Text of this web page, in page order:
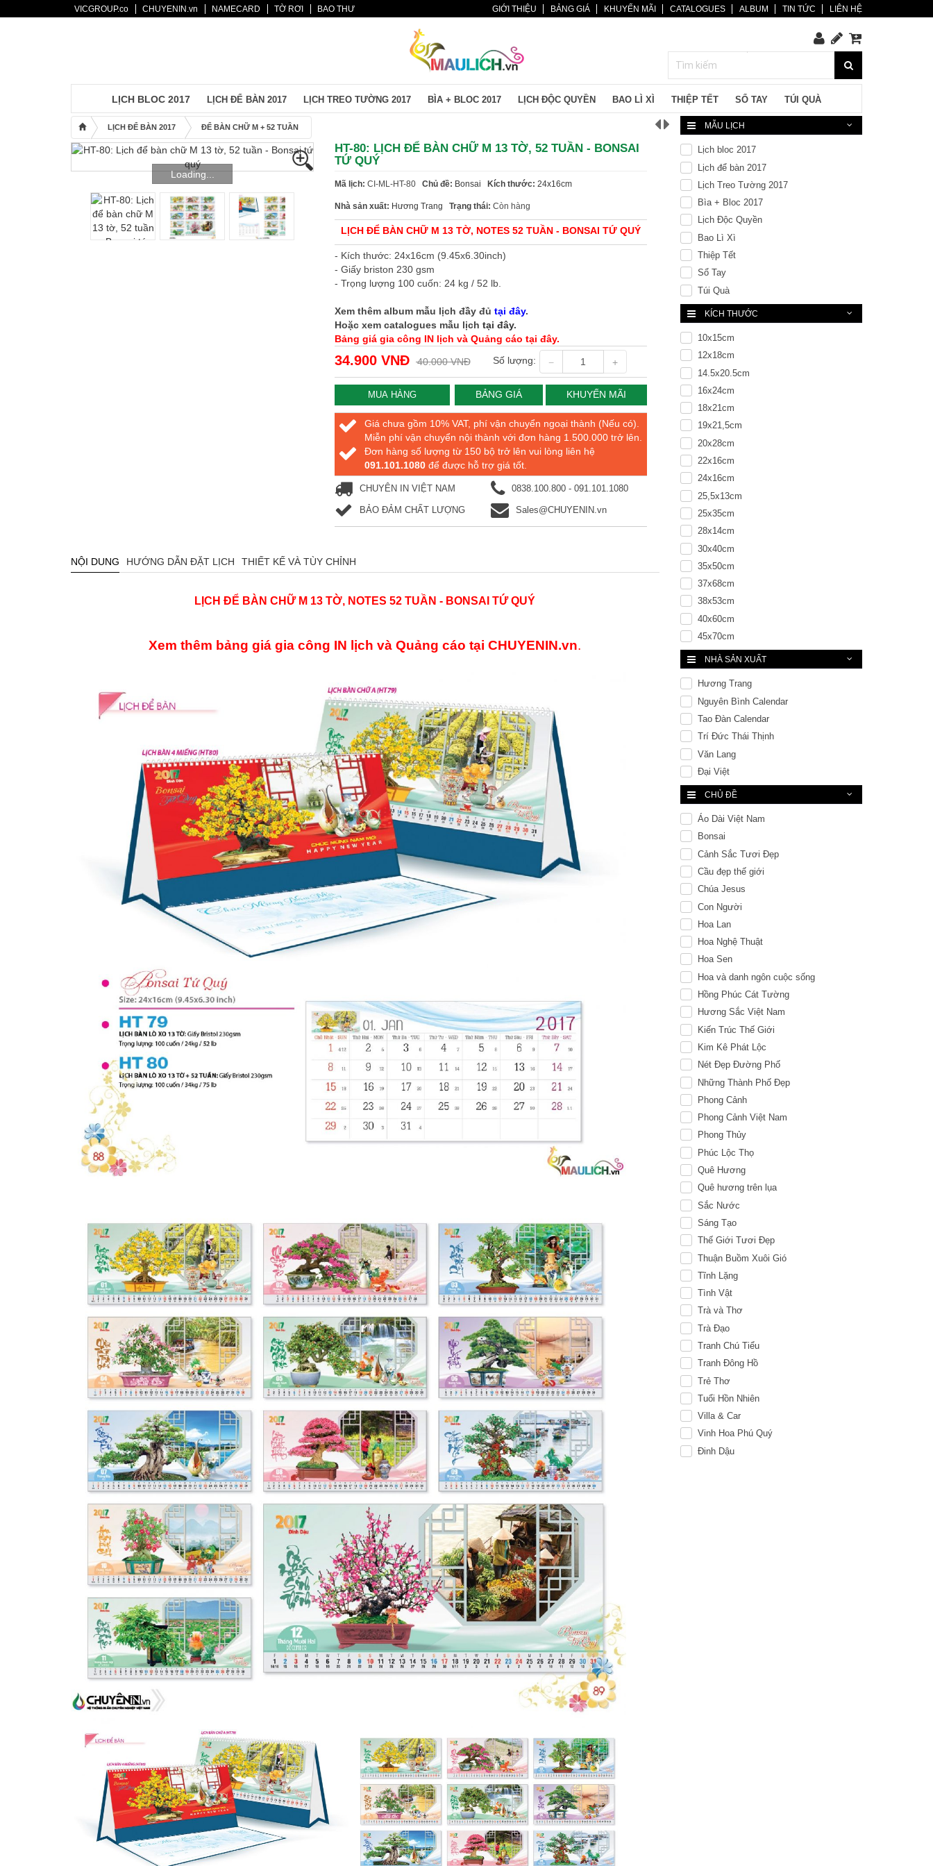
Bìa + Bloc 2017
Lịch Độc Quyền
VICGROUP.co CHUYENIN.vn NAMECARD TỜ RƠI BAO THƯ GIỚI THIỆU BẢNG GIÁ KHUYẾN MÃI CATALOGUES ALBUM TIN TỨC LIÊN HỆ
LỊCH BLOC 2017 LỊCH ĐỂ BÀN 2017 LỊCH TREO TƯỜNG 2017 BÌA + BLOC 2017 LỊCH ĐỘC QUYỀN BAO LÌ XÌ THIỆP TẾT SỔ TAY TÚI QUÀ
LỊCH ĐỂ BÀN 2017 ĐỂ BÀN CHỮ M + 52 TUẦN
Loading...
HT-80: LỊCH ĐỂ BÀN CHỮ M 13 TỜ, 52 TUẦN - BONSAI
TỨ QUÝ
Mã lịch: CI-ML-HT-80 Chủ đề: Bonsai Kích thước: 24x16cm
Nhà sản xuất: Hương Trang Trạng thái: Còn hàng
LỊCH ĐỂ BÀN CHỮ M 13 TỜ, NOTES 52 TUẦN - BONSAI TỨ QUÝ
- Kích thước: 24x16cm (9.45x6.30inch)
- Giấy briston 230 gsm
- Trọng lượng 100 cuốn: 24 kg / 52 lb.
Xem thêm album mẫu lịch đầy đủ tại đây.
Hoặc xem catalogues mẫu lịch tại đây.
Bảng giá gia công IN lịch và Quảng cáo tại đây.
34.900 VNĐ 40.000 VNĐ Số lượng:
MUA HÀNG BẢNG GIÁ KHUYẾN MÃI
Giá chưa gồm 10% VAT, phí vận chuyển ngoại thành (Nếu có).
Miễn phí vận chuyển nội thành với đơn hàng 1.500.000 trở lên.
Đơn hàng số lượng từ 150 bộ trở lên vui lòng liên hệ
091.101.1080 để được hỗ trợ giá tốt.
CHUYÊN IN VIỆT NAM 0838.100.800 - 091.101.1080
BẢO ĐẢM CHẤT LƯỢNG Sales@CHUYENIN.vn
NỘI DUNG HƯỚNG DẪN ĐẶT LỊCH THIẾT KẾ VÀ TÙY CHỈNH
LỊCH ĐỂ BÀN CHỮ M 13 TỜ, NOTES 52 TUẦN - BONSAI TỨ QUÝ
Xem thêm bảng giá gia công IN lịch và Quảng cáo tạiCHUYENIN.vn.
MẪU LỊCH
Lịch bloc 2017
Lịch để bàn 2017
Lịch Treo Tường 2017
Bìa + Bloc 2017
Lịch Độc Quyền
Bao Lì Xì
Thiệp Tết
Sổ Tay
Túi Quà
KÍCH THƯỚC
10x15cm
12x18cm
14.5x20.5cm
16x24cm
18x21cm
19x21,5cm
20x28cm
22x16cm
24x16cm
25,5x13cm
25x35cm
28x14cm
30x40cm
35x50cm
37x68cm
38x53cm
40x60cm
45x70cm
NHÀ SẢN XUẤT
Hương Trang
Nguyên Bình Calendar
Tao Đàn Calendar
Trí Đức Thái Thịnh
Văn Lang
Đại Việt
CHỦ ĐỀ
Áo Dài Việt Nam
Bonsai
Cảnh Sắc Tươi Đẹp
Cầu đẹp thế giới
Chúa Jesus
Con Người
Hoa Lan
Hoa Nghệ Thuật
Hoa Sen
Hoa và danh ngôn cuộc sống
Hồng Phúc Cát Tường
Hương Sắc Việt Nam
Kiến Trúc Thế Giới
Kim Kê Phát Lộc
Nét Đẹp Đường Phố
Những Thành Phố Đẹp
Phong Cảnh
Phong Cảnh Việt Nam
Phong Thủy
Phúc Lộc Thọ
Quê Hương
Quê hương trên lụa
Sắc Nước
Sáng Tạo
Thế Giới Tươi Đẹp
Thuận Buồm Xuôi Gió
Tĩnh Lặng
Tình Vật
Trà và Thơ
Trà Đạo
Tranh Chú Tiểu
Tranh Đông Hồ
Trẻ Thơ
Tuổi Hồn Nhiên
Villa & Car
Vinh Hoa Phú Quý
Đinh Dậu